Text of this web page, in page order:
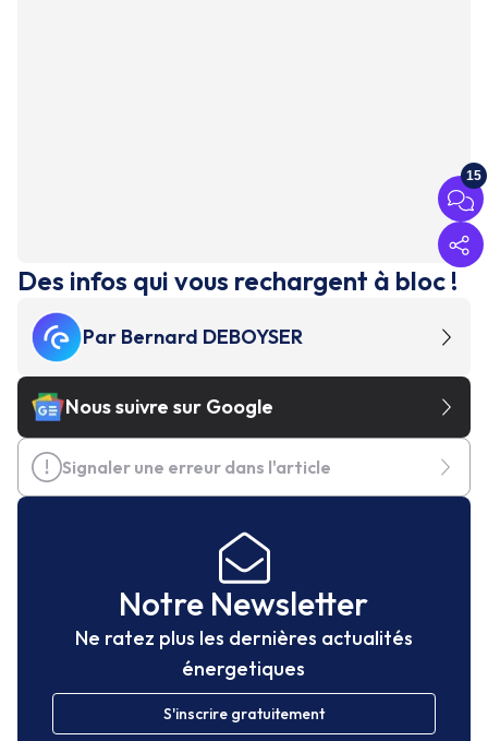
15
Des infos qui vous rechargent à bloc !
Par Bernard DEBOYSER
Nous suivre sur Google
Signaler une erreur dans l'article
Notre Newsletter
Ne ratez plus les dernières actualités
énergetiques
S'inscrire gratuitement